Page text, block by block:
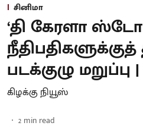
சினிமா
‘தி கேரளா
படக்குழு மறுப்பு
கிழக்கு நியூஸ்
2 min read